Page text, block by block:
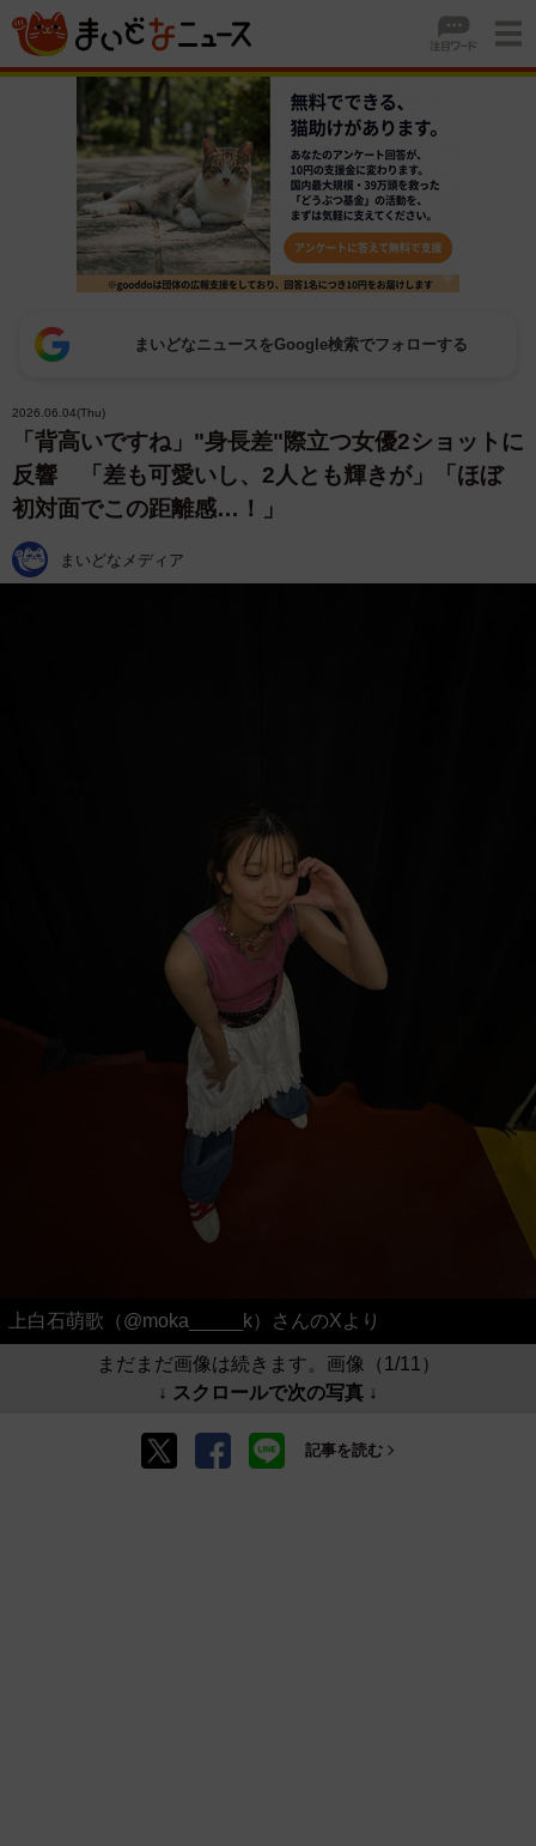
まいどなニュースをGoogle検索でフォローする
2026.06.04(Thu)
「背高いですね」"身長差"際立つ女優2ショットに
反響 「差も可愛いし、2人とも輝きが」「ほぼ
初対面でこの距離感…！」
まいどなメディア
上白石萌歌（@moka_____k）さんのXより
まだまだ画像は続きます。画像（1/11）
↓ スクロールで次の写真 ↓
記事を読む